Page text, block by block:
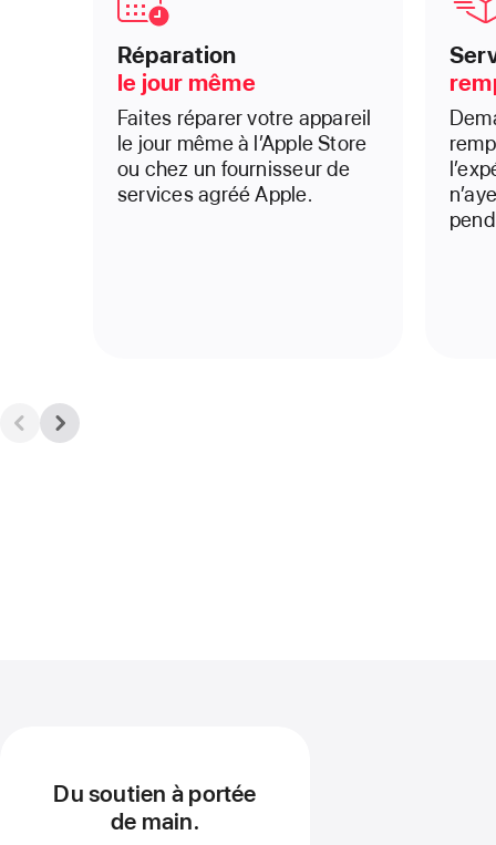
Réparation
le jour même
Faites réparer votre appareil
le jour même à l’Apple Store
ou chez un fournisseur de
services agréé Apple.
Du soutien à portée
de main.